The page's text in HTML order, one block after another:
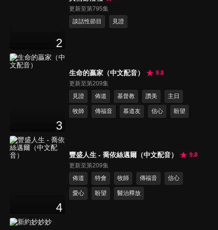
2
更新至第795集
談話性節目
見證
3
生命的贏家（中文配音）
9.8
更新至第209集
見證
佈道 基督教 讚美 主日
牧師 傳福音 慕道友 信心 盼望
4
豐盛人生 - 喬依絲邁爾（中文配音）
9.8
更新至第209集
佈道
特會 牧師 傳福音 信心
愛心 盼望 醫治釋放